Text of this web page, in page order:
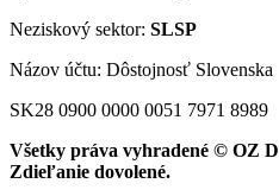
Neziskový sektor: SLSP
Názov účtu: Dôstojnosť Slovenska
SK28 0900 0000 0051 7971 8989
Všetky práva vyhradené © OZ
Zdieľanie dovolené.